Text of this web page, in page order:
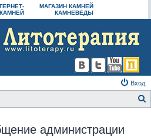
МАГАЗИН КАМНЕЙ
КАМНЕВЕДЫ
Вход
администрации